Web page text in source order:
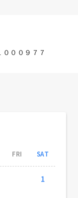
００９７７
FRI SAT
1